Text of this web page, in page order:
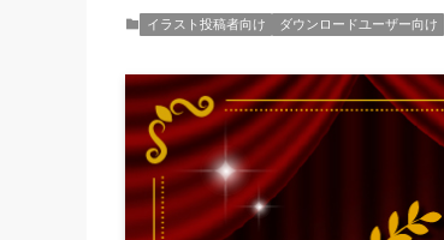
イラスト投稿者向け ダウンロードユーザー向け